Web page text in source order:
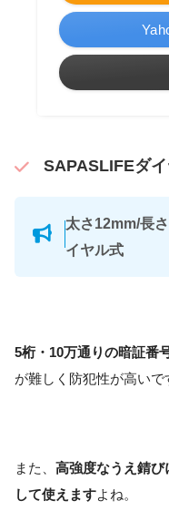
SAPASLIFEダ
太さ12mm/長
イヤル式
5桁・10万通りの暗証番
が難しく防犯性が高いで
また、 高強度なうえ錆
して使えますよね。